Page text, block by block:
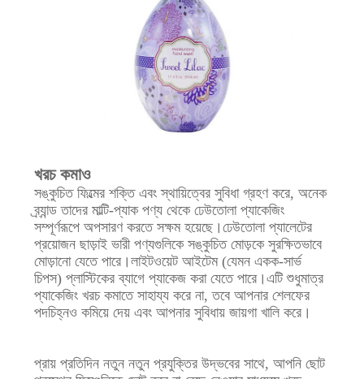
খরচ কমাও
সঙ্কুচিত ফিল্মের শক্তি এবং স্থায়িত্বের সুবিধা গ্রহণ করে, অনেক
ব্র্যান্ড তাদের মাল্টি-প্যাক পণ্য থেকে ঢেউতোলা প্যাকেজিং
সম্পূর্ণরূপে অপসারণ করতে সক্ষম হয়েছে।ঢেউতোলা প্যালেটের
প্রয়োজন ছাড়াই ভারী পণ্যগুলিকে সঙ্কুচিত মোড়কে সুরক্ষিতভাবে
মোড়ানো যেতে পারে।লাইটওয়েট আইটেম (যেমন একক-সার্ভ
চিপস) প্লাস্টিকের ব্যাগে প্যাকেজ করা যেতে পারে।এটি শুধুমাত্র
প্যাকেজিং খরচ কমাতে সাহায্য করে না, তবে আপনার শেলফের
পদচিহ্নও কমিয়ে দেয় এবং আপনার সুবিধায় জায়গা খালি করে।
প্রায় প্রতিদিন নতুন নতুন প্রযুক্তির উদ্ভবের সাথে, আপনি ছোট